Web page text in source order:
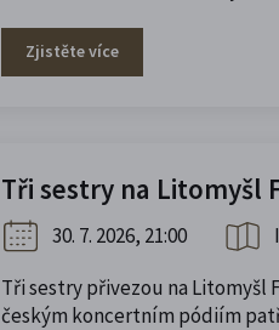
Zjistěte více
Tři sestry na Litomyšl
30. 7. 2026, 21:00
Tři sestry přivezou na
českým koncertním pódiím